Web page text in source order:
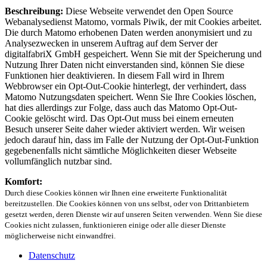
Beschreibung: Diese Webseite verwendet den Open Source
Webanalysedienst Matomo, vormals Piwik, der mit Cookies arbeitet.
Die durch Matomo erhobenen Daten werden anonymisiert und zu
Analysezwecken in unserem Auftrag auf dem Server der
digitalfabriX GmbH gespeichert. Wenn Sie mit der Speicherung und
Nutzung Ihrer Daten nicht einverstanden sind, können Sie diese
Funktionen hier deaktivieren. In diesem Fall wird in Ihrem
Webbrowser ein Opt-Out-Cookie hinterlegt, der verhindert, dass
Matomo Nutzungsdaten speichert. Wenn Sie Ihre Cookies löschen,
hat dies allerdings zur Folge, dass auch das Matomo Opt-Out-
Cookie gelöscht wird. Das Opt-Out muss bei einem erneuten
Besuch unserer Seite daher wieder aktiviert werden. Wir weisen
jedoch darauf hin, dass im Falle der Nutzung der Opt-Out-Funktion
gegebenenfalls nicht sämtliche Möglichkeiten dieser Webseite
vollumfänglich nutzbar sind.
Komfort:
Durch diese Cookies können wir Ihnen eine erweiterte Funktionalität
bereitzustellen. Die Cookies können von uns selbst, oder von Drittanbietern
gesetzt werden, deren Dienste wir auf unseren Seiten verwenden. Wenn Sie diese
Cookies nicht zulassen, funktionieren einige oder alle dieser Dienste
möglicherweise nicht einwandfrei.
Datenschutz